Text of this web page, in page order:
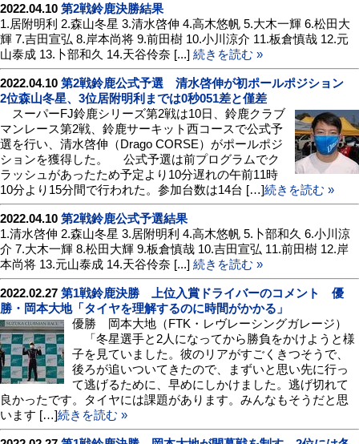
2022.04.10 第2戦鈴鹿決勝結果
1.居附明利 2.森山冬星 3.清水啓伸 4.高木悠帆 5.大木一輝 6.松田大
輝 7.吉田宣弘 8.岸本尚将 9.前田樹 10.小川涼介 11.板倉慎哉 12.元
山泰成 13.卜部和久 14.天谷伶奈 [...] 続きを読む »
2022.04.10 第2戦鈴鹿公式予選 清水啓伸が初ポールポジション
2位森山冬星、3位居附明利までは0秒051差と僅差
スーパーFJ鈴鹿シリーズ第2戦は10日、鈴鹿クラブ
マンレース第2戦、鈴鹿サーキット西コースで公式予
選を行い、清水啓伸（Drago CORSE）がポールポジ
ションを獲得した。 公式予選は前プログラムでク
ラッシュがあったため予定より10分遅れの午前11時
10分より15分間で行われた。参加台数は14台 […]続きを読む »
2022.04.10 第2戦鈴鹿公式予選結果
1.清水啓伸 2.森山冬星 3.居附明利 4.高木悠帆 5.卜部和久 6.小川涼
介 7.大木一輝 8.松田大輝 9.板倉慎哉 10.吉田宣弘 11.前田樹 12.岸
本尚将 13.元山泰成 14.天谷伶奈 [...] 続きを読む »
2022.02.27 第1戦鈴鹿決勝 上位入賞ドライバーのコメント 優
勝・岡本大地「タイヤを理解するのに時間がかかる」
優勝 岡本大地（FTK・レヴレーシングガレージ）
「冬星選手と2人になってから勝負をかけようと様
子を見ていました。彼のリアがすごくきつそうで、
後ろが追いついてきたので、まずいと思い先に行っ
て逃げるために、早めにしかけました。逃げ切れて
良かったです。タイヤには課題があります。みんなもそうだと思
います […]続きを読む »